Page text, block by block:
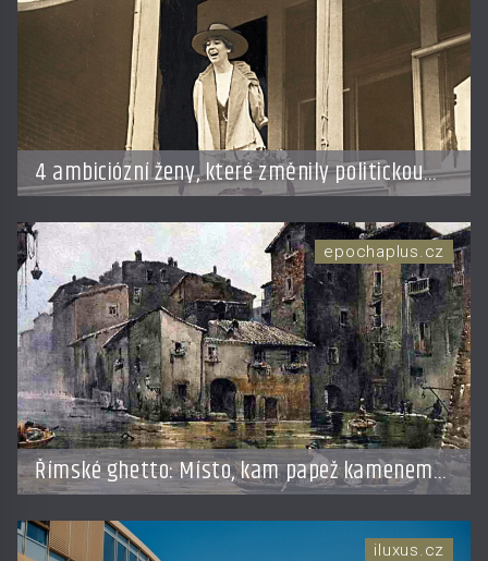
4 ambiciózní ženy, které změnily politickou
hru: Manželé je posílali do kuchyně marně
Římské ghetto: Místo, kam papež kamenem
dohodil
epochaplus.cz
iluxus.cz